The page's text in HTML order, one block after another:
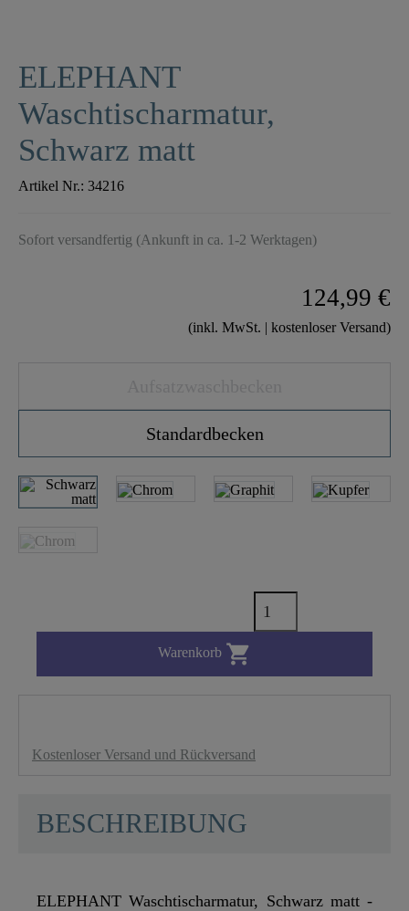
ELEPHANT
Waschtischarmatur,
Schwarz matt
Artikel Nr.: 34216
Sofort versandfertig (Ankunft in ca. 1-2 Werktagen)
124,99 €
(inkl. MwSt. | kostenloser Versand)
Standardbecken
Warenkorb 
Kostenloser Versand und Rückversand
BESCHREIBUNG
ELEPHANT Waschtischarmatur, Schwarz matt -